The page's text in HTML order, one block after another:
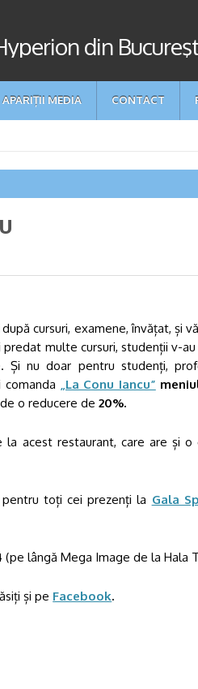
din
APARIȚII MEDIA CONTACT
cursuri, examene, învățat, și
predat multe cursuri, studenții v-
Și nu doar pentru studenți,
comanda „La Conu Iancu”
o reducere de 20%.
acest restaurant, care are și o
toți cei prezenți la Gala
(pe lângă Mega Image de la Hala
și pe Facebook.